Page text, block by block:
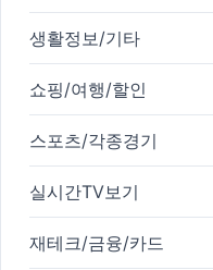
생활정보/기타
쇼핑/여행/할인
스포츠/각종경기
실시간TV보기
재테크/금융/카드